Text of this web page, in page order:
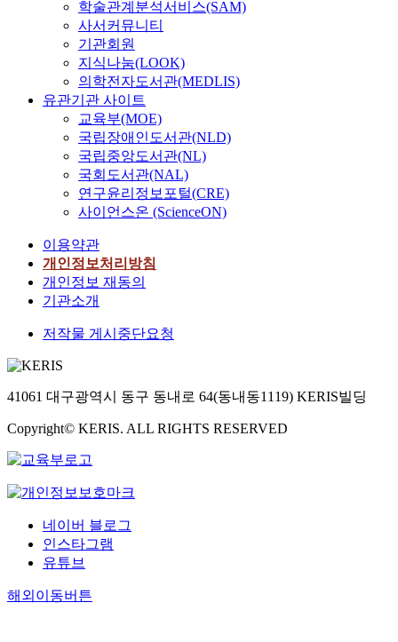
학술관계분석서비스(SAM)
사서커뮤니티
기관회원
지식나눔(LOOK)
의학전자도서관(MEDLIS)
유관기관 사이트
교육부(MOE)
국립장애인도서관(NLD)
국립중앙도서관(NL)
국회도서관(NAL)
연구윤리정보포털(CRE)
사이언스온 (ScienceON)
이용약관
개인정보처리방침
개인정보 재동의
기관소개
저작물 게시중단요청
41061 대구광역시 동구 동내로 64(동내동1119) KERIS빌딩
Copyright© KERIS. ALL RIGHTS RESERVED
네이버 블로그
인스타그램
유튜브
해외이동버튼